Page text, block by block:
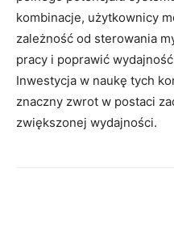
kombinacje, użytkownicy
zależność od sterowania
pracy i poprawić
Inwestycja w naukę tych
znaczny zwrot w postaci
zwiększonej wydajności.